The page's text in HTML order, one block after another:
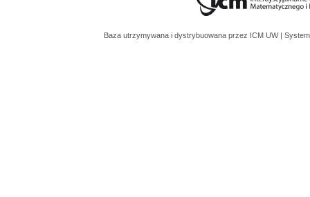
Baza utrzymywana i dystrybuowana przez ICM UW |